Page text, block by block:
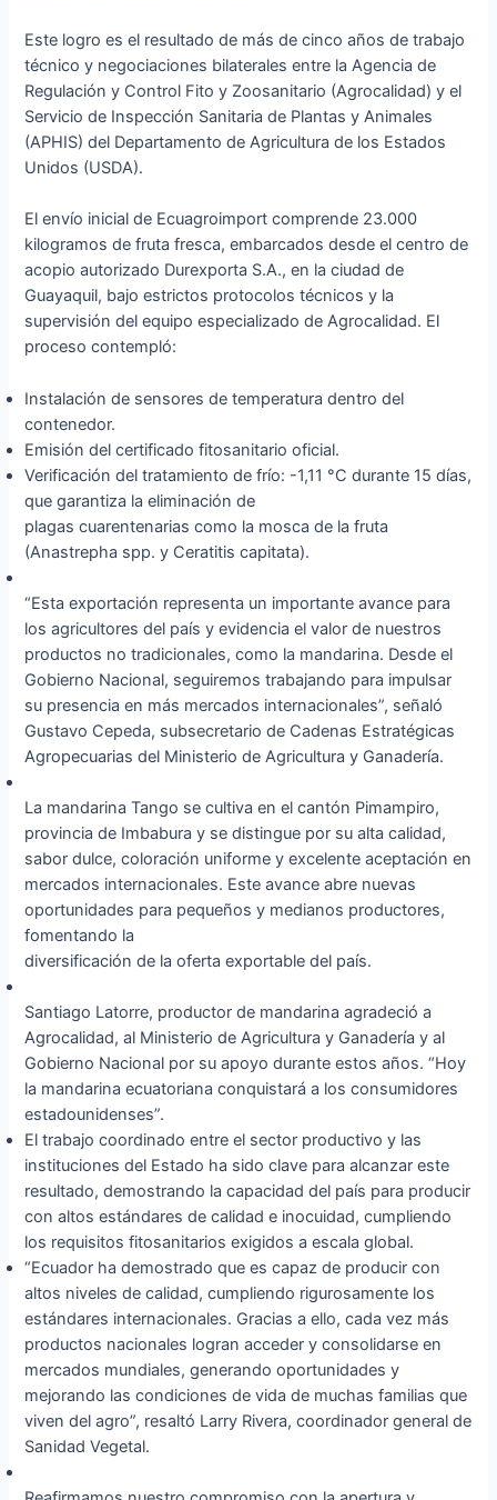
Este logro es el resultado de más de cinco años de trabajo
técnico y negociaciones bilaterales entre la Agencia de
Regulación y Control Fito y Zoosanitario (Agrocalidad) y el
Servicio de Inspección Sanitaria de Plantas y Animales
(APHIS) del Departamento de Agricultura de los Estados
Unidos (USDA).
El envío inicial de Ecuagroimport comprende 23.000
kilogramos de fruta fresca, embarcados desde el centro de
acopio autorizado Durexporta S.A., en la ciudad de
Guayaquil, bajo estrictos protocolos técnicos y la
supervisión del equipo especializado de Agrocalidad. El
proceso contempló:
Instalación de sensores de temperatura dentro del
contenedor.
Emisión del certificado fitosanitario oficial.
Verificación del tratamiento de frío: -1,11 °C durante 15 días,
que garantiza la eliminación de
plagas cuarentenarias como la mosca de la fruta
(Anastrepha spp. y Ceratitis capitata).
“Esta exportación representa un importante avance para
los agricultores del país y evidencia el valor de nuestros
productos no tradicionales, como la mandarina. Desde el
Gobierno Nacional, seguiremos trabajando para impulsar
su presencia en más mercados internacionales”, señaló
Gustavo Cepeda, subsecretario de Cadenas Estratégicas
Agropecuarias del Ministerio de Agricultura y Ganadería.
La mandarina Tango se cultiva en el cantón Pimampiro,
provincia de Imbabura y se distingue por su alta calidad,
sabor dulce, coloración uniforme y excelente aceptación en
mercados internacionales. Este avance abre nuevas
oportunidades para pequeños y medianos productores,
fomentando la
diversificación de la oferta exportable del país.
Santiago Latorre, productor de mandarina agradeció a
Agrocalidad, al Ministerio de Agricultura y Ganadería y al
Gobierno Nacional por su apoyo durante estos años. “Hoy
la mandarina ecuatoriana conquistará a los consumidores
estadounidenses”.
El trabajo coordinado entre el sector productivo y las
instituciones del Estado ha sido clave para alcanzar este
resultado, demostrando la capacidad del país para producir
con altos estándares de calidad e inocuidad, cumpliendo
los requisitos fitosanitarios exigidos a escala global.
“Ecuador ha demostrado que es capaz de producir con
altos niveles de calidad, cumpliendo rigurosamente los
estándares internacionales. Gracias a ello, cada vez más
productos nacionales logran acceder y consolidarse en
mercados mundiales, generando oportunidades y
mejorando las condiciones de vida de muchas familias que
viven del agro”, resaltó Larry Rivera, coordinador general de
Sanidad Vegetal.